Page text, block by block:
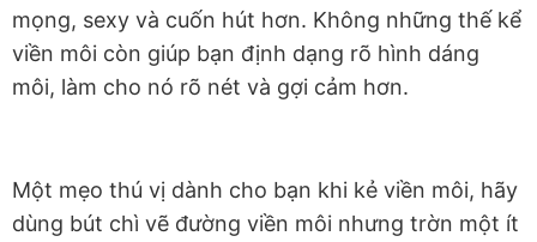
mọng, sexy và cuốn hút hơn. Không những thế kể
viền môi còn giúp bạn định dạng rõ hình dáng
môi, làm cho nó rõ nét và gợi cảm hơn.
Một mẹo thú vị dành cho bạn khi kẻ viền môi, hãy
dùng bút chì vẽ đường viền môi nhưng trờn một ít